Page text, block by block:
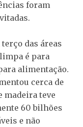
foram
das áreas
é para
alimentação.
cerca de
madeira teve
60 bilhões
​​e não